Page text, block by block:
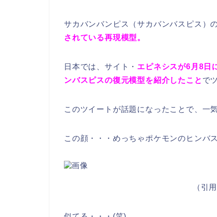
サカバンバンピス（サカバンバスピス）
されている再現模型。
日本では、サイト・ エピネシスが6月8日
ンバスピスの復元模型を紹介したこと で
このツイートが話題になったことで、一
この顔・・・めっちゃポケモンのヒンバ
（引